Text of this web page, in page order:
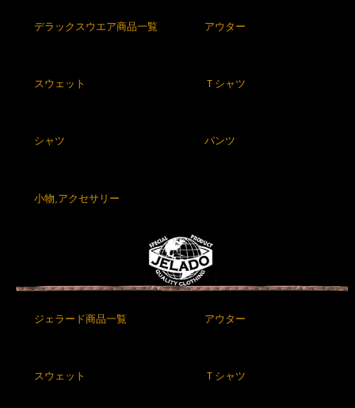
デラックスウエア商品一覧 アウター
スウェット Ｔシャツ
シャツ パンツ
小物,アクセサリー
ジェラード商品一覧 アウター
スウェット Ｔシャツ